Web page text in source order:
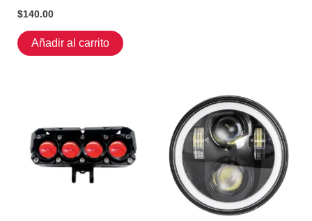
$140.00
Añadir al carrito